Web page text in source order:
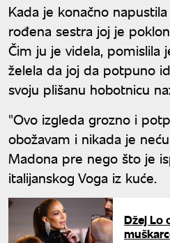
Kada je konačno
rođena sestra joj je
Čim ju je videla, pomislila
želela da joj da potpuno
svoju plišanu hobotnicu
"Ovo izgleda grozno i
obožavam i nikada je
Madona pre nego što je
italijanskog Voga iz kuće.
Džej Lo